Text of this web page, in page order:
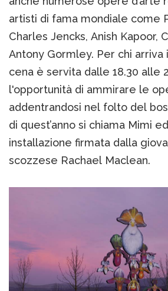
artisti di fama mondiale come
Charles Jencks, Anish Kapoor,
Antony Gormley. Per chi arriva
cena è servita dalle 18.30 alle
l'opportunità di ammirare le
addentrandosi nel folto del
di quest’anno si chiama Mimi
installazione firmata dalla
scozzese Rachael Maclean.